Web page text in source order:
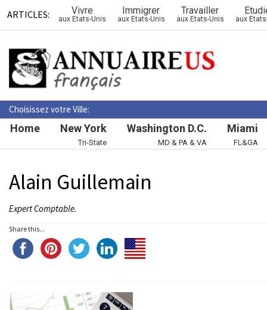
ARTICLES: Vivre
aux Etats-Unis
Immigrer
aux Etats-Unis
Travailler
aux Etats-Unis aux
Choisissez votre Ville:
Home New York
Tri-State
Washington D.C.
MD & PA & VA
Miami
FL&GA
Alain Guillemain
Expert Comptable.
Share this...